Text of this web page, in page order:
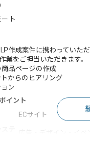
ト
LP作成案件に携わっていた
業をご担当いただきます。
品ページの作成
からのヒアリング
ン
イント
ECサイト